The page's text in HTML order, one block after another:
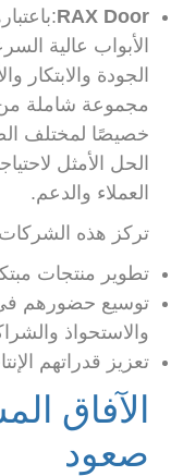
RAX Door
الجودة والابتكار
مجموعة شاملة من
خصيصًا لمختلف
الحل الأمثل
العملاء والدعم.
تركز هذه
تطوير منتجات
توسيع حضورهم
والاستحواذ
تعزيز قدراتهم
الآفاق
صعود